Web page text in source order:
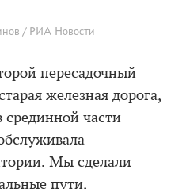
/ РИА Новости
пересадочный
железная дорога,
срединной части
Мы сделали
пути,